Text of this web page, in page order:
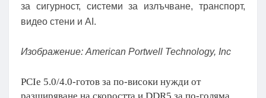
за сигурност, системи за излъчване, транспорт,
видео стени и AI.
Изображение: American Portwell Technology, Inc
PCIe 5.0/4.0-готов за по-високи нужди от